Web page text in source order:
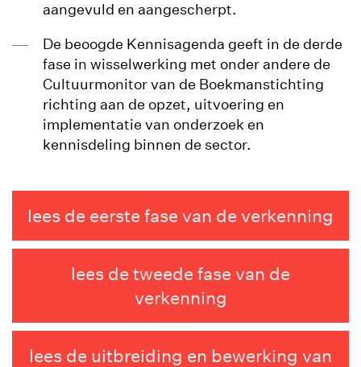
aangevuld en aangescherpt.
De beoogde Kennisagenda geeft in de derde
fase in wisselwerking met onder andere de
Cultuurmonitor van de Boekmanstichting
richting aan de opzet, uitvoering en
implementatie van onderzoek en
kennisdeling binnen de sector.
lees de eerste fase van de verkenning
lees de tweede fase van de
verkenning
lees de uitbreiding en bewerking van